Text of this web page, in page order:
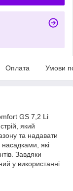
Оплата Умови
GS 7,2 Li
який
та надавати
які
Завдяки
у використанні